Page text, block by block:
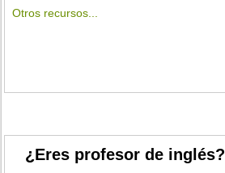
Otros recursos...
¿Eres profesor de inglés?